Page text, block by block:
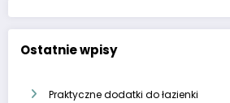
Ostatnie wpisy
Praktyczne dodatki do łazienki